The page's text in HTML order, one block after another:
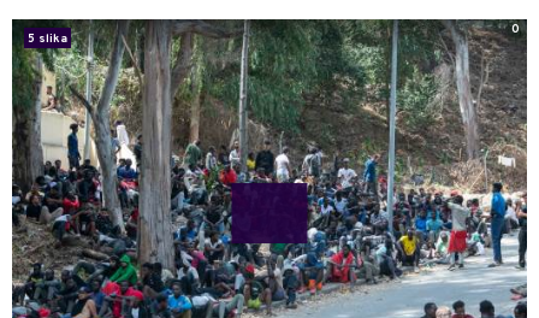
5 slika
0